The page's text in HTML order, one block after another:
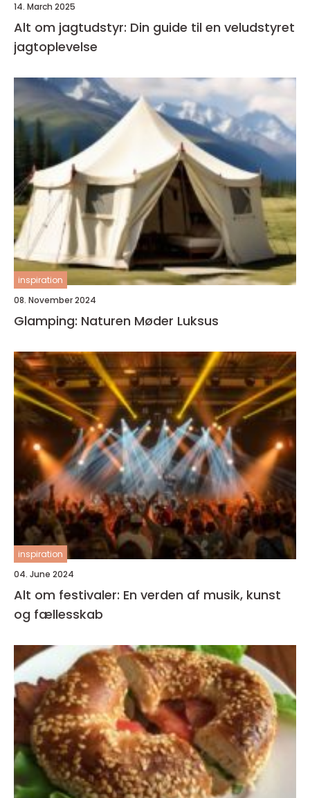
14. March 2025
Alt om jagtudstyr: Din guide til en veludstyret
jagtoplevelse
inspiration
08. November 2024
Glamping: Naturen Møder Luksus
inspiration
04. June 2024
Alt om festivaler: En verden af musik, kunst
og fællesskab